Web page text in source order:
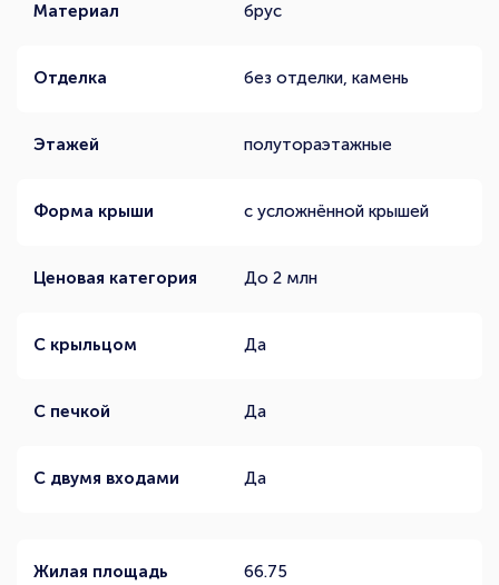
Материал брус
Отделка без отделки, камень
Этажей полутораэтажные
Форма крыши с усложнённой крышей
Ценовая категория До 2 млн
С крыльцом Да
С печкой Да
С двумя входами Да
Жилая площадь 66.75